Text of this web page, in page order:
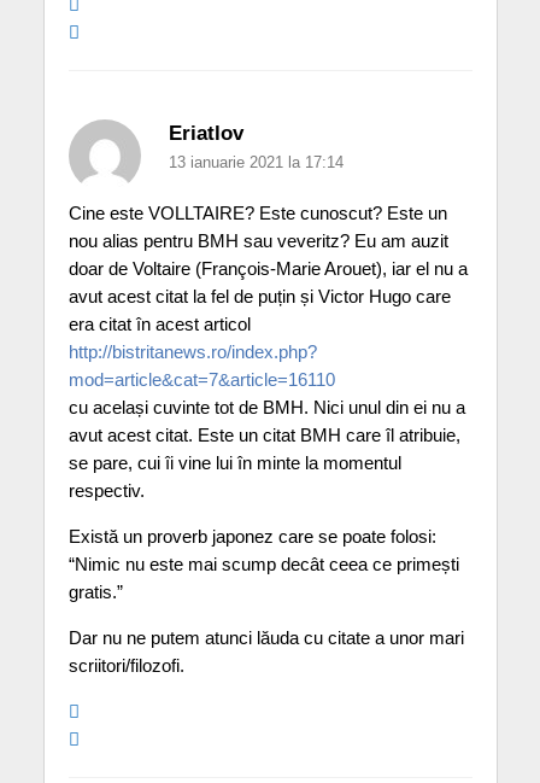
Eriatlov
13 ianuarie 2021 la 17:14
Cine este VOLLTAIRE? Este cunoscut? Este un
nou alias pentru BMH sau veveritz? Eu am auzit
doar de Voltaire (François-Marie Arouet), iar el nu a
avut acest citat la fel de puțin și Victor Hugo care
era citat în acest articol
http://bistritanews.ro/index.php?
mod=article&cat=7&article=16110
cu același cuvinte tot de BMH. Nici unul din ei nu a
avut acest citat. Este un citat BMH care îl atribuie,
se pare, cui îi vine lui în minte la momentul
respectiv.
Există un proverb japonez care se poate folosi:
“Nimic nu este mai scump decât ceea ce primești
gratis.”
Dar nu ne putem atunci lăuda cu citate a unor mari
scriitori/filozofi.